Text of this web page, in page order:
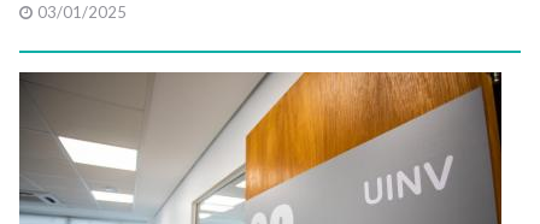
03/01/2025